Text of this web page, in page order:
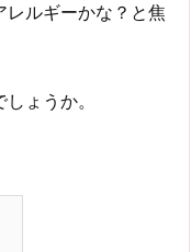
ルギーかな？と焦
ょうか。